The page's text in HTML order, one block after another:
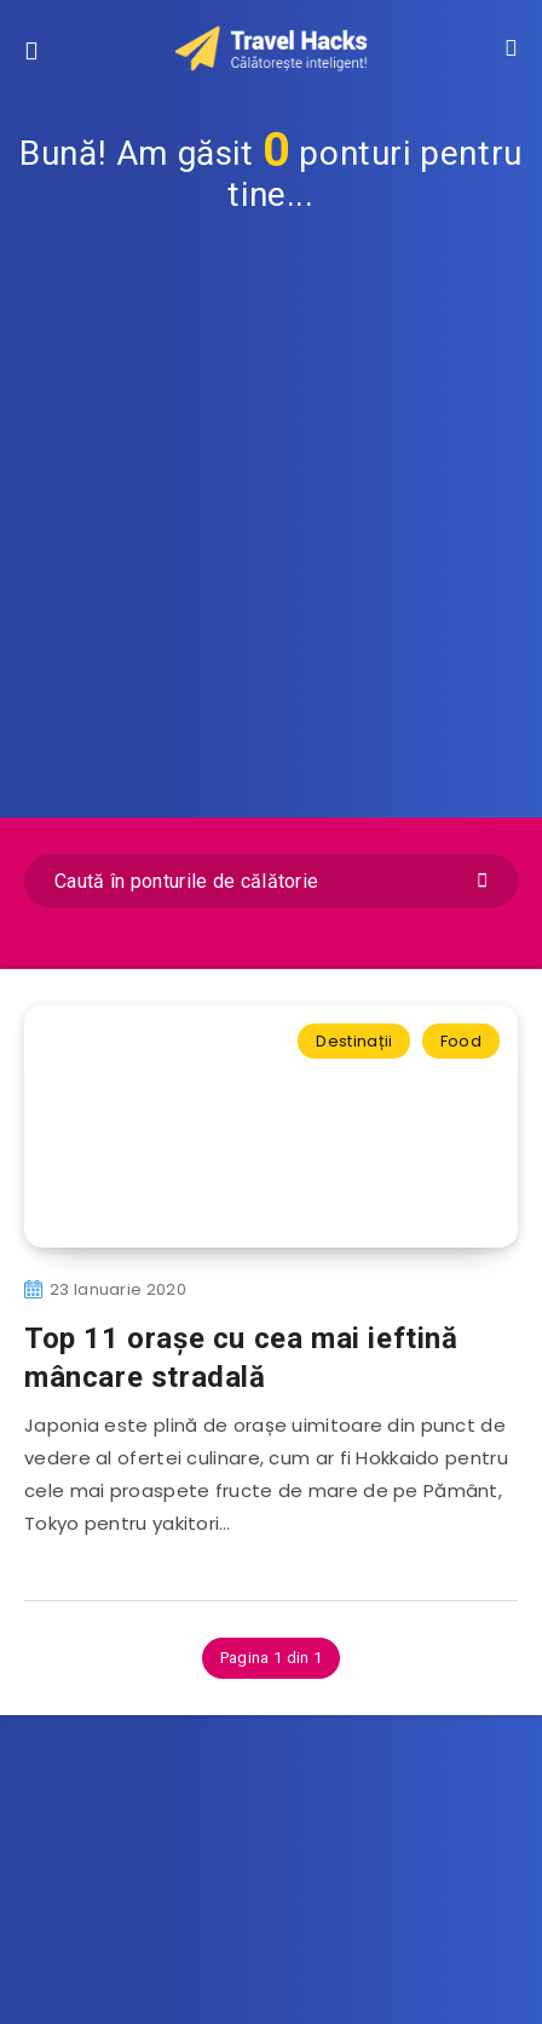
Bună! Am găsit 0 ponturi pentru
tine...
Destinații Food
23 Ianuarie 2020
Top 11 orașe cu cea mai ieftină
mâncare stradală
Japonia este plină de orașe uimitoare din punct de
vedere al ofertei culinare, cum ar fi Hokkaido pentru
cele mai proaspete fructe de mare de pe Pământ,
Tokyo pentru yakitori…
Pagina 1 din 1